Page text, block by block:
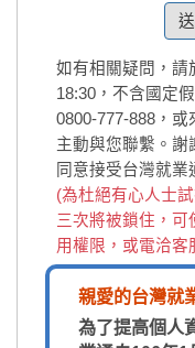
如有相關疑問，請
18:30，不含國定
0800-777-888，或
主動與您聯繫。謝
同意接受台灣就業
(為杜絕有心人士
三次將被鎖住，可
用權限，或電洽客
親愛的台灣就
為了提高個人